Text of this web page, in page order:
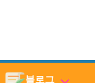
블로그